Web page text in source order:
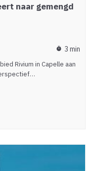
naar gemengd
timer 3 min
Rivium in Capelle aan